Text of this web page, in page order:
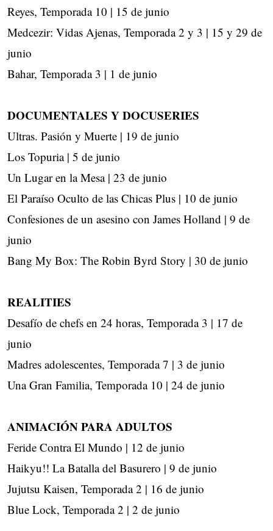
Reyes, Temporada 10 | 15 de junio
Medcezir: Vidas Ajenas, Temporada 2 y 3 | 15 y 29 de
junio
Bahar, Temporada 3 | 1 de junio
DOCUMENTALES Y DOCUSERIES
Ultras. Pasión y Muerte | 19 de junio
Los Topuria | 5 de junio
Un Lugar en la Mesa | 23 de junio
El Paraíso Oculto de las Chicas Plus | 10 de junio
Confesiones de un asesino con James Holland | 9 de
junio
Bang My Box: The Robin Byrd Story | 30 de junio
REALITIES
Desafío de chefs en 24 horas, Temporada 3 | 17 de
junio
Madres adolescentes, Temporada 7 | 3 de junio
Una Gran Familia, Temporada 10 | 24 de junio
ANIMACIÓN PARA ADULTOS
Feride Contra El Mundo | 12 de junio
Haikyu!! La Batalla del Basurero | 9 de junio
Jujutsu Kaisen, Temporada 2 | 16 de junio
Blue Lock, Temporada 2 | 2 de junio